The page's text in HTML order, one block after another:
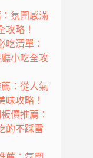
：氛圍感滿
攻略！
吃清單：
小吃全攻
薦：從人氣
味攻略！
價推薦：
的不踩雷